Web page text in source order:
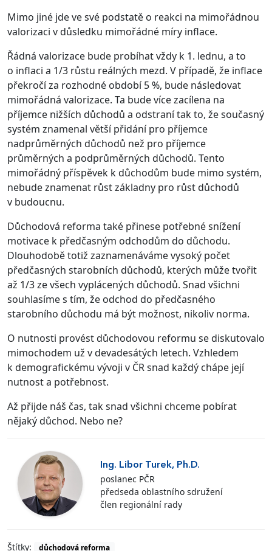
Mimo jiné jde ve své podstatě o reakci na mimořádnou
valorizaci v důsledku mimořádné míry inflace.
Řádná valorizace bude probíhat vždy k 1. lednu, a to
o inflaci a 1/3 růstu reálných mezd. V případě, že inflace
překročí za rozhodné období 5 %, bude následovat
mimořádná valorizace. Ta bude více zacílena na
příjemce nižších důchodů a odstraní tak to, že současný
systém znamenal větší přidání pro příjemce
nadprůměrných důchodů než pro příjemce
průměrných a podprůměrných důchodů. Tento
mimořádný příspěvek k důchodům bude mimo systém,
nebude znamenat růst základny pro růst důchodů
v budoucnu.
Důchodová reforma také přinese potřebné snížení
motivace k předčasným odchodům do důchodu.
Dlouhodobě totiž zaznamenáváme vysoký počet
předčasných starobních důchodů, kterých může tvořit
až 1/3 ze všech vyplácených důchodů. Snad všichni
souhlasíme s tím, že odchod do předčasného
starobního důchodu má být možnost, nikoliv norma.
O nutnosti provést důchodovou reformu se diskutovalo
mimochodem už v devadesátých letech. Vzhledem
k demografickému vývoji v ČR snad každý chápe její
nutnost a potřebnost.
Až přijde náš čas, tak snad všichni chceme pobírat
nějaký důchod. Nebo ne?
Ing. Libor Turek, Ph.D.
poslanec PČR
předseda oblastního sdružení
člen regionální rady
Štítky: důchodová reforma